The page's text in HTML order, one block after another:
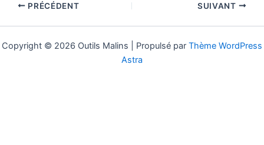
PRÉCÉDENT SUIVANT
Copyright © 2026 Outils Malins | Propulsé par Thème WordPress
Astra